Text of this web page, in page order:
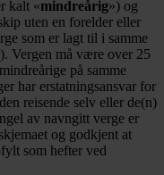
kalt «mindreårig») og
uten en forelder eller
som er lagt til i samme
Vergen må være over 25
på samme
har erstatningsansvar for
reisende selv eller de(n)
av navngitt verge er
og godkjent at
som hefter ved